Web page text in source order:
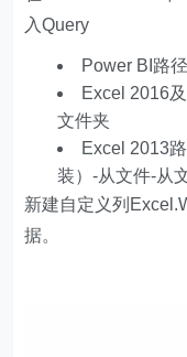
入Query
Power BI路
Excel 2016
文件夹
Excel 2013
装）-从文件-从
新建自定义列
据。